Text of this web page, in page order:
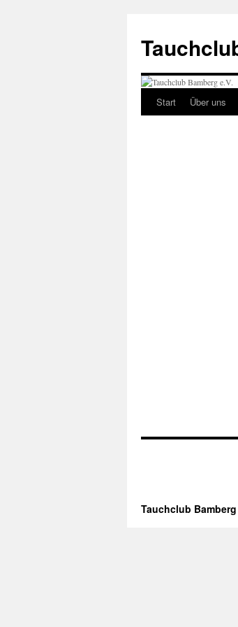
Start Über uns
Tauchclub Bamberg